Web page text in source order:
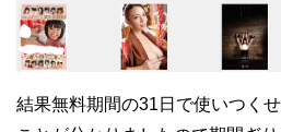
結果無料期間の31日で使いつく